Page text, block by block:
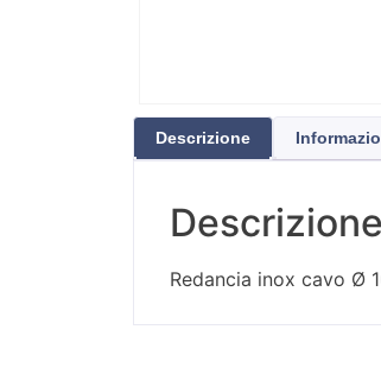
Descrizione
Descrizione
Redancia inox cavo Ø